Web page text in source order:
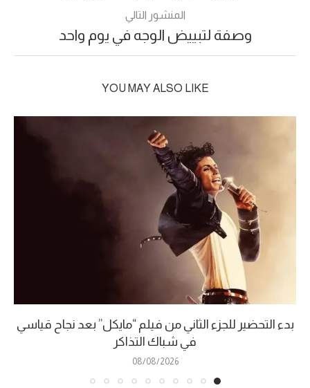
المنشور التالي
وصفة لتبييض الوجه في يوم واحد
YOU MAY ALSO LIKE
بدء التحضير للجزء الثاني من فيلم “مايكل” بعد نجاح قياسي
في شباك التذاكر
08/08/2026